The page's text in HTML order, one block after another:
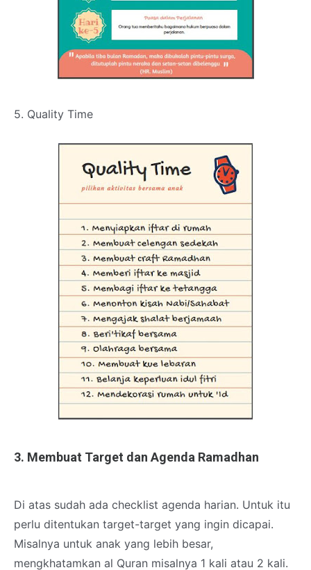
5. Quality Time
3. Membuat Target dan Agenda Ramadhan
Di atas sudah ada checklist agenda harian. Untuk itu
perlu ditentukan target-target yang ingin dicapai.
Misalnya untuk anak yang lebih besar,
mengkhatamkan al Quran misalnya 1 kali atau 2 kali.